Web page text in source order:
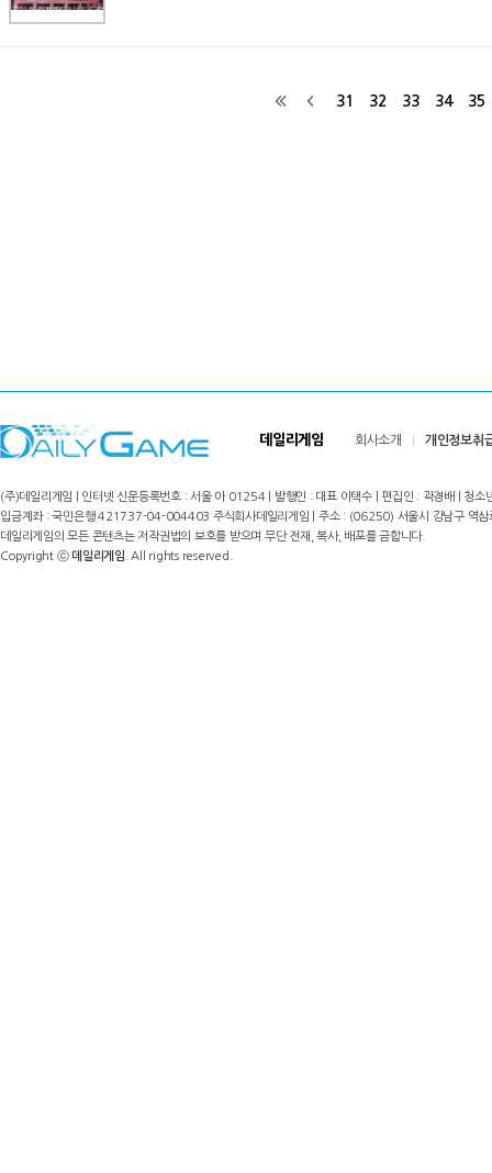
31 32 33 34 35
데일리게임 회사소개 개인정보취
(주)데일리게임 | 인터넷 신문등록번호 : 서울 아 01254 | 발행인 : 대표 이택수 | 편집인 : 곽경배 |
입금계좌 : 국민은행 421737-04-004403 주식회사데일리게임 | 주소 : (06250) 서울시 강남구
데일리게임의 모든 콘텐츠는 저작권법의 보호를 받으며 무단 전재, 복사, 배포를 금합니다.
Copyright ⓒ데일리게임 . All rights reserved.